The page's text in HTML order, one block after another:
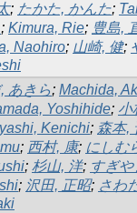
; たかた, かんた;
; Kimura, Rie; 豊島,
Naohiro; 山崎, 健;
あきら; Machida,
Yoshihide; 小
Kenichi; 森本,
; 西村, 康; にしむ
; 杉山, 洋; すぎや
; 沢田, 正昭; さわ